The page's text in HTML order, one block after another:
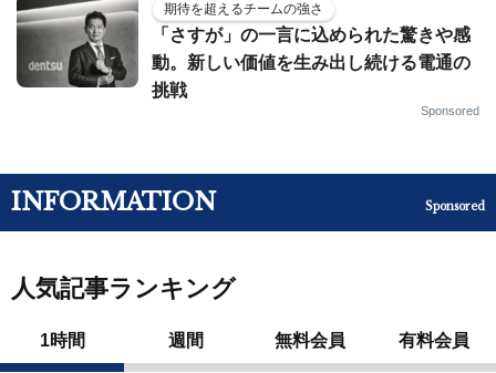
期待を超えるチームの強さ
「さすが」の一言に込められた驚きや感
動。新しい価値を生み出し続ける電通の
挑戦
Sponsored
INFORMATION Sponsored
人気記事ランキング
1時間 週間 無料会員 有料会員